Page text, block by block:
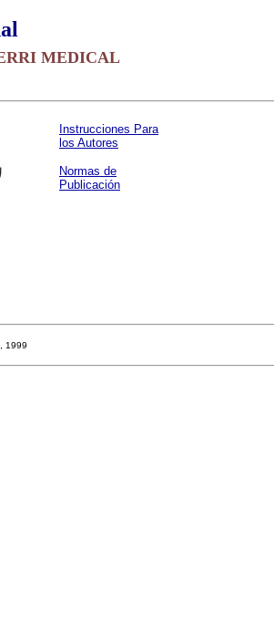
MEDICAL
Instrucciones Para
los Autores
Normas de
Publicación
1999